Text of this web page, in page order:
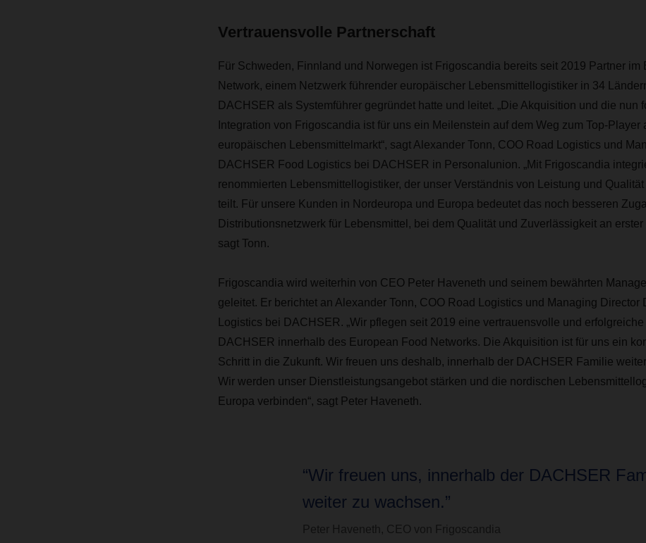
Vertrauensvolle Partnerschaft
Für Schweden, Finnland und Norwegen ist Frigoscandia bereits seit 2019 Partner im
Network, einem Netzwerk führender europäischer Lebensmittellogistiker in 34
DACHSER als Systemführer gegründet hatte und leitet. „Die Akquisition und die nun
Integration von Frigoscandia ist für uns ein Meilenstein auf dem Weg zum Top-Player
europäischen Lebensmittelmarkt“, sagt Alexander Tonn, COO Road Logistics und
DACHSER Food Logistics bei DACHSER in Personalunion. „Mit Frigoscandia
renommierten Lebensmittellogistiker, der unser Verständnis von Leistung und
teilt. Für unsere Kunden in Nordeuropa und Europa bedeutet das noch besseren
Distributionsnetzwerk für Lebensmittel, bei dem Qualität und Zuverlässigkeit an erster
sagt Tonn.
Frigoscandia wird weiterhin von CEO Peter Haveneth und seinem bewährten
geleitet. Er berichtet an Alexander Tonn, COO Road Logistics und Managing Director
Logistics bei DACHSER. „Wir pflegen seit 2019 eine vertrauensvolle und
DACHSER innerhalb des European Food Networks. Die Akquisition ist für uns ein
Schritt in die Zukunft. Wir freuen uns deshalb, innerhalb der DACHSER Familie
Wir werden unser Dienstleistungsangebot stärken und die nordischen
Europa verbinden“, sagt Peter Haveneth.
“Wir freuen uns, innerhalb der DACHSER
weiter zu wachsen.”
Peter Haveneth, CEO von Frigoscandia